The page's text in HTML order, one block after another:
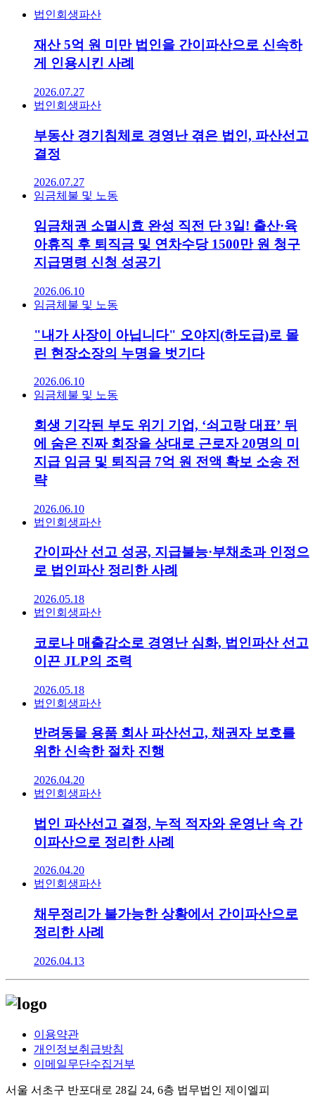
법인회생파산
재산 5억 원 미만 법인을 간이파산으로 신속하
게 인용시킨 사례
2026.07.27
법인회생파산
부동산 경기침체로 경영난 겪은 법인, 파산선고
결정
2026.07.27
임금체불 및 노동
임금채권 소멸시효 완성 직전 단 3일! 출산·육
아휴직 후 퇴직금 및 연차수당 1500만 원 청구
지급명령 신청 성공기
2026.06.10
임금체불 및 노동
"내가 사장이 아닙니다" 오야지(하도급)로 몰
린 현장소장의 누명을 벗기다
2026.06.10
임금체불 및 노동
회생 기각된 부도 위기 기업, ‘쇠고랑 대표’ 뒤
에 숨은 진짜 회장을 상대로 근로자 20명의 미
지급 임금 및 퇴직금 7억 원 전액 확보 소송 전
략
2026.06.10
법인회생파산
간이파산 선고 성공, 지급불능·부채초과 인정으
로 법인파산 정리한 사례
2026.05.18
법인회생파산
코로나 매출감소로 경영난 심화, 법인파산 선고
이끈 JLP의 조력
2026.05.18
법인회생파산
반려동물 용품 회사 파산선고, 채권자 보호를
위한 신속한 절차 진행
2026.04.20
법인회생파산
법인 파산선고 결정, 누적 적자와 운영난 속 간
이파산으로 정리한 사례
2026.04.20
법인회생파산
채무정리가 불가능한 상황에서 간이파산으로
정리한 사례
2026.04.13
이용약관
개인정보취급방침
이메일무단수집거부
서울 서초구 반포대로 28길 24, 6층 법무법인 제이엘피